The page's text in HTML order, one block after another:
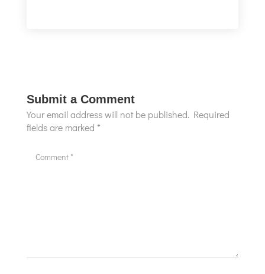
Submit a Comment
Your email address will not be published. Required
fields are marked *